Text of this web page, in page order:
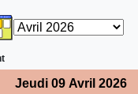
Jeudi 09 Avril 2026